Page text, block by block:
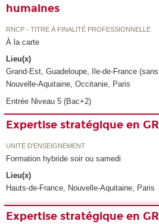
humaines
RNCP - TITRE À FINALITÉ PROFESSIONNELLE
À la carte
Lieu(x)
Grand-Est, Guadeloupe, Ile-de-France
Nouvelle-Aquitaine, Occitanie, Paris
Entrée Niveau 5 (Bac+2)
Expertise stratégique en
UNITÉ D’ENSEIGNEMENT
Formation hybride soir ou samedi
Lieu(x)
Hauts-de-France, Nouvelle-Aquitaine, Paris
Expertise stratégique en